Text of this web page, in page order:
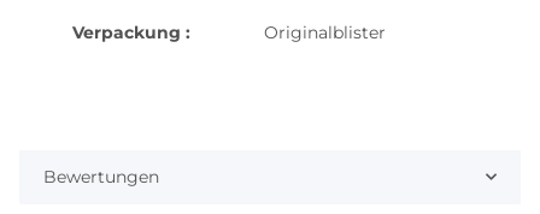
Verpackung : Originalblister
Bewertungen